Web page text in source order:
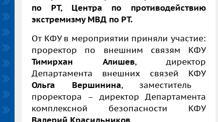
по РТ, Центра по противодействию
экстремизму МВД по РТ.
От КФУ в мероприятии приняли участие:
проректор по внешним связям КФУ
Тимирхан Алишев, директор
Департамента внешних связей КФУ
Ольга Вершинина, заместитель
проректора – директор Департамента
комплексной безопасности КФУ